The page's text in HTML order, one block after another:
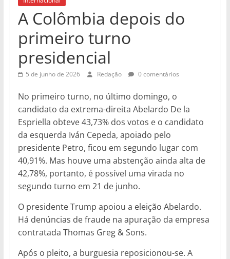
A Colômbia depois do
primeiro turno
presidencial
5 de junho de 2026 Redação 0 comentários
No primeiro turno, no último domingo, o
candidato da extrema-direita Abelardo De la
Espriella obteve 43,73% dos votos e o candidato
da esquerda Iván Cepeda, apoiado pelo
presidente Petro, ficou em segundo lugar com
40,91%. Mas houve uma abstenção ainda alta de
42,78%, portanto, é possível uma virada no
segundo turno em 21 de junho.
O presidente Trump apoiou a eleição Abelardo.
Há denúncias de fraude na apuração da empresa
contratada Thomas Greg & Sons.
Após o pleito, a burguesia reposicionou-se. A